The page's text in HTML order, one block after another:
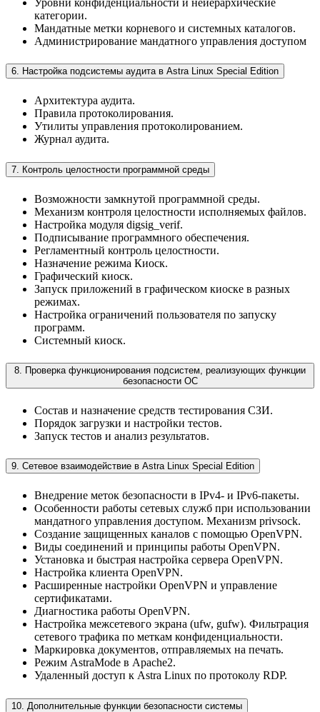
Уровни конфиденциальности и неиерархические
категории.
Мандатные метки корневого и системных каталогов.
Администрирование мандатного управления доступом
6. Настройка подсистемы аудита в Astra Linux Special Edition
Архитектура аудита.
Правила протоколирования.
Утилиты управления протоколированием.
Журнал аудита.
7. Контроль целостности программной среды
Возможности замкнутой программной среды.
Механизм контроля целостности исполняемых файлов.
Настройка модуля digsig_verif.
Подписывание программного обеспечения.
Регламентный контроль целостности.
Назначение режима Киоск.
Графический киоск.
Запуск приложений в графическом киоске в разных
режимах.
Настройка ограничений пользователя по запуску
программ.
Системный киоск.
8. Проверка функционирования подсистем, реализующих функции
безопасности ОС
Состав и назначение средств тестирования СЗИ.
Порядок загрузки и настройки тестов.
Запуск тестов и анализ результатов.
9. Сетевое взаимодействие в Astra Linux Special Edition
Внедрение меток безопасности в IPv4- и IPv6-пакеты.
Особенности работы сетевых служб при использовании
мандатного управления доступом. Механизм privsock.
Создание защищенных каналов с помощью OpenVPN.
Виды соединений и принципы работы OpenVPN.
Установка и быстрая настройка сервера OpenVPN.
Настройка клиента OpenVPN.
Расширенные настройки OpenVPN и управление
сертификатами.
Диагностика работы OpenVPN.
Настройка межсетевого экрана (ufw, gufw). Фильтрация
сетевого трафика по меткам конфиденциальности.
Маркировка документов, отправляемых на печать.
Режим AstraMode в Apache2.
Удаленный доступ к Astra Linux по протоколу RDP.
10. Дополнительные функции безопасности системы